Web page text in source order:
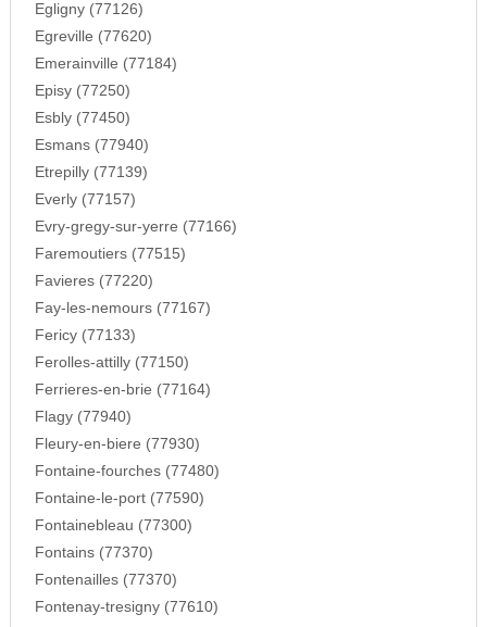
Egligny (77126)
Egreville (77620)
Emerainville (77184)
Episy (77250)
Esbly (77450)
Esmans (77940)
Etrepilly (77139)
Everly (77157)
Evry-gregy-sur-yerre (77166)
Faremoutiers (77515)
Favieres (77220)
Fay-les-nemours (77167)
Fericy (77133)
Ferolles-attilly (77150)
Ferrieres-en-brie (77164)
Flagy (77940)
Fleury-en-biere (77930)
Fontaine-fourches (77480)
Fontaine-le-port (77590)
Fontainebleau (77300)
Fontains (77370)
Fontenailles (77370)
Fontenay-tresigny (77610)